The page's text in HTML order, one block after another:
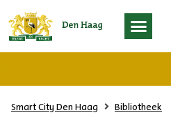
Smart City Den Haag Bibliotheek